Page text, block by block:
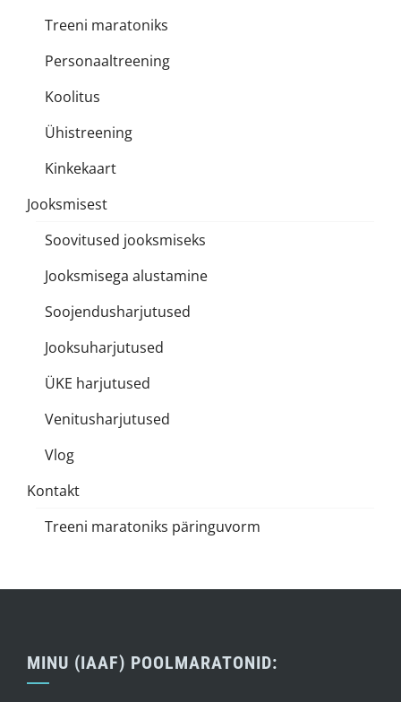
Treeni maratoniks
Personaaltreening
Koolitus
Ühistreening
Kinkekaart
Jooksmisest
Soovitused jooksmiseks
Jooksmisega alustamine
Soojendusharjutused
Jooksuharjutused
ÜKE harjutused
Venitusharjutused
Vlog
Kontakt
Treeni maratoniks päringuvorm
MINU (IAAF) POOLMARATONID: